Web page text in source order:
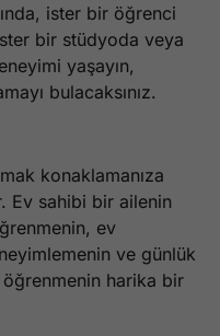
ister bir öğrenci
bir stüdyoda veya
yaşayın,
bulacaksınız.
konaklamanıza
Ev sahibi bir ailenin
ev
ve günlük
harika bir